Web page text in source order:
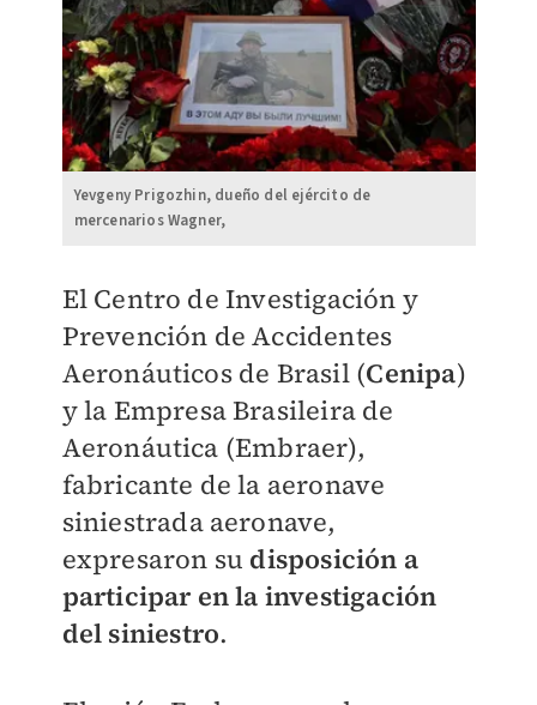
Yevgeny Prigozhin, dueño del ejército de
mercenarios Wagner,
El Centro de Investigación y
Prevención de Accidentes
Aeronáuticos de Brasil (Cenipa)
y la Empresa Brasileira de
Aeronáutica (Embraer),
fabricante de la aeronave
siniestrada aeronave,
expresaron su disposición a
participar en la investigación
del siniestro.